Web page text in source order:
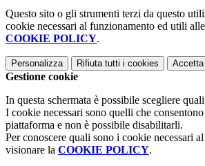
Questo sito o gli strumenti terzi da questo
cookie necessari al funzionamento ed utili
COOKIE POLICY.
Personalizza Rifiuta tutti i cookies
Gestione cookie
In questa schermata è possibile scegliere
I cookie necessari sono quelli che
piattaforma e non è possibile disabilitarli.
Per conoscere quali sono i cookie necessari
visionare la COOKIE POLICY.